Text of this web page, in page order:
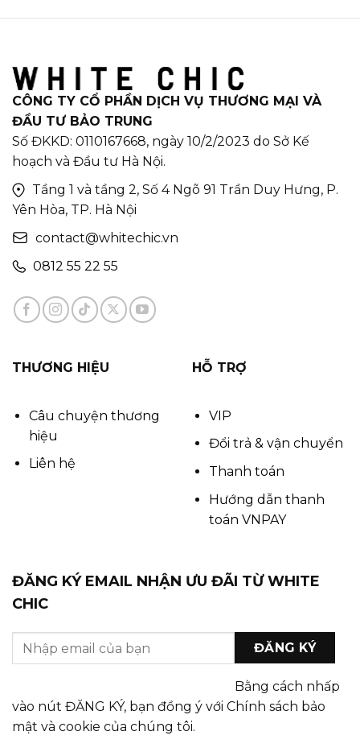
CÔNG TY CỔ PHẦN DỊCH VỤ THƯƠNG MẠI VÀ
ĐẦU TƯ BẢO TRUNG
Số ĐKKD: 0110167668, ngày 10/2/2023 do Sở Kế
hoạch và Đầu tư Hà Nội.
Tầng 1 và tầng 2, Số 4 Ngõ 91 Trần Duy Hưng, P.
Yên Hòa, TP. Hà Nội
contact@whitechic.vn
0812 55 22 55
THƯƠNG HIỆU
Câu chuyện thương
hiệu
Liên hệ
HỖ TRỢ
VIP
Đổi trả & vận chuyển
Thanh toán
Hướng dẫn thanh
toán VNPAY
ĐĂNG KÝ EMAIL NHẬN ƯU ĐÃI TỪ WHITE
CHIC
Bằng cách nhấp
vào nút ĐĂNG KÝ, bạn đồng ý với Chính sách bảo
mật và cookie của chúng tôi.